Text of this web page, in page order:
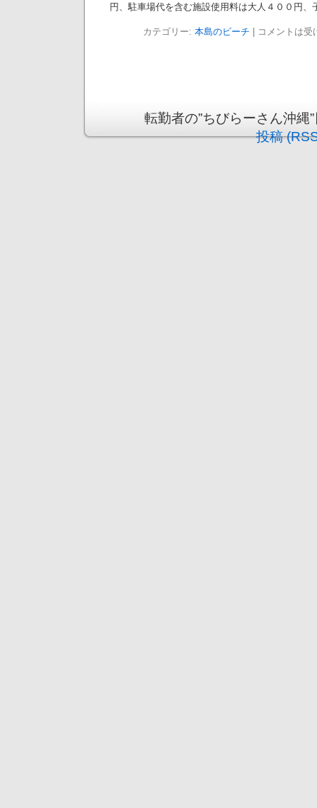
円、駐車場代を含む施設使用料は大人４００円、
カテゴリー: 本島のビーチ コメントは受
転勤者の”ちびらーさん沖
投稿